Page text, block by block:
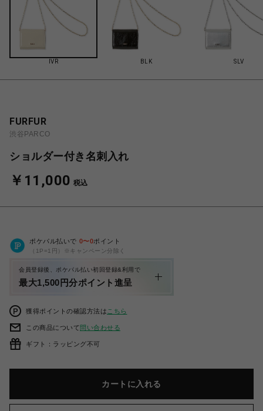
IVR BLK SLV
FURFUR
渋谷PARCO
ショルダー付き名刺入れ
￥11,000 税込
ポケパル払いで 0〜0ポイント
（1P=1円）※キャンペーン分除く
会員登録後、ポケパル払い初回登録&利用で
最大1,500円分ポイント進呈
獲得ポイントの確認方法は こちら
この商品について問い合わせる
ギフト：ラッピング不可
カートに入れる